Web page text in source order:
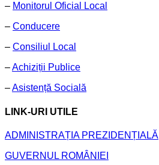
– Monitorul Oficial Local
– Conducere
– Consiliul Local
–Achiziții Publice
–Asistență Socială
LINK-URI UTILE
ADMINISTRAȚIA PREZIDENȚIALĂ
GUVERNUL ROMÂNIEI